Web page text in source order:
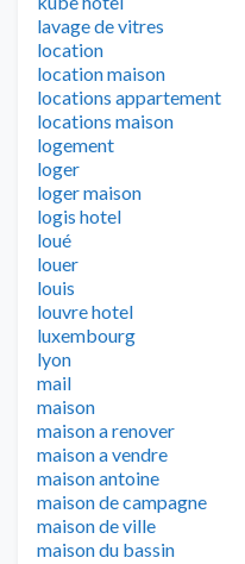
lavage de vitres
location
location maison
locations appartement
locations maison
logement
loger
loger maison
logis hotel
loué
louer
louis
louvre hotel
luxembourg
lyon
mail
maison
maison a renover
maison a vendre
maison antoine
maison de campagne
maison de ville
maison du bassin